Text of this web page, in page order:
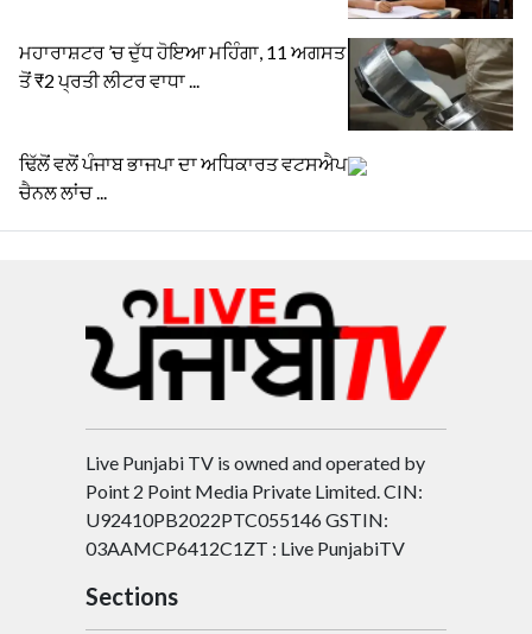
ਮਹਾਰਾਸ਼ਟਰ ’ਚ ਦੁੱਧ ਹੋਇਆ ਮਹਿੰਗਾ, 11 ਅਗਸਤ
ਤੋਂ ₹2 ਪ੍ਰਤੀ ਲੀਟਰ ਵਾਧਾ ...
ਢਿੱਲੋਂ ਵਲੋਂ ਪੰਜਾਬ ਭਾਜਪਾ ਦਾ ਅਧਿਕਾਰਤ ਵਟਸਐਪ
ਚੈਨਲ ਲਾਂਚ ...
Live Punjabi TV is owned and operated by
Point 2 Point Media Private Limited. CIN:
U92410PB2022PTC055146 GSTIN:
03AAMCP6412C1ZT : Live PunjabiTV
Sections